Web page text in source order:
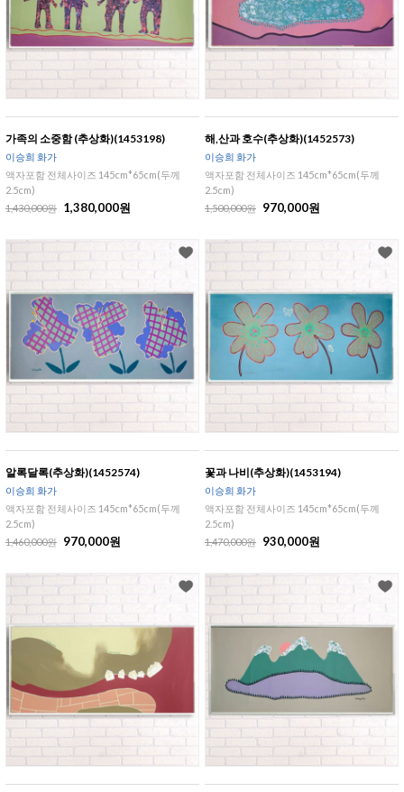
가족의 소중함 (추상화)(1453198)
이승희 화가
액자포함 전체사이즈 145cm*65cm(두께
2.5cm)
1,430,000원
1,380,000원
해,산과 호수(추상화)(1452573)
이승희 화가
액자포함 전체사이즈 145cm*65cm(두께
2.5cm)
1,500,000원
970,000원
알록달록(추상화)(1452574)
이승희 화가
액자포함 전체사이즈 145cm*65cm(두께
2.5cm)
1,460,000원
970,000원
꽃과 나비(추상화)(1453194)
이승희 화가
액자포함 전체사이즈 145cm*65cm(두께
2.5cm)
1,470,000원
930,000원